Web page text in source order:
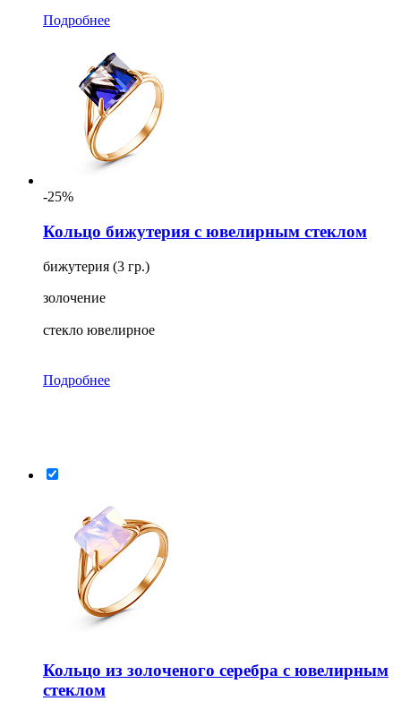
Подробнее
-25%
Кольцо бижутерия с ювелирным стеклом
бижутерия (3 гр.)
золочение
стекло ювелирное
Подробнее
Кольцо из золоченого серебра с ювелирным
стеклом